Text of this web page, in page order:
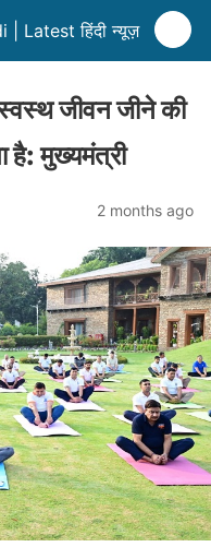
Latest हिंदी न्यूज़
जीवन जीने की
है: मुख्यमंत्री
2 months ago